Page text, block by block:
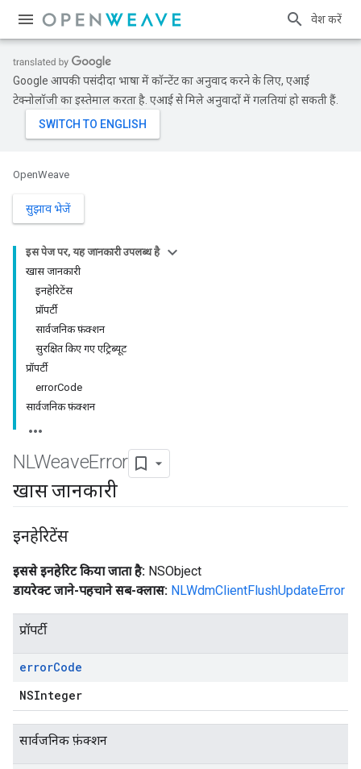
प्रवेश करें
Google आपकी पसंदीदा भाषा में कॉन्टेंट का अनुवाद करने के लिए, एआई
टेक्नोलॉजी का इस्तेमाल करता है. एआई से मिले अनुवादों में गलतियां हो सकती हैं.
OpenWeave
सुझाव भेजें
इस पेज पर, यह जानकारी उपलब्ध है
खास जानकारी
इनहेरिटेंस
प्रॉपर्टी
सार्वजनिक फ़ंक्शन
सुरक्षित किए गए एट्रिब्यूट
प्रॉपर्टी
errorCode
सार्वजनिक फ़ंक्शन
NLWeaveError
खास जानकारी
इनहेरिटेंस
इससे इनहेरिट किया जाता है: NSObject
डायरेक्ट जाने-पहचाने सब-क्लास: NLWdmClientFlushUpdateError
प्रॉपर्टी
errorCode
NSInteger
सार्वजनिक फ़ंक्शन